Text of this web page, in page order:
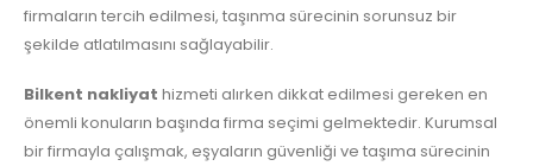
firmaların tercih edilmesi, taşınma sürecinin sorunsuz bir
şekilde atlatılmasını sağlayabilir.
Bilkent nakliyat hizmeti alırken dikkat edilmesi gereken en
önemli konuların başında firma seçimi gelmektedir. Kurumsal
bir firmayla çalışmak, eşyaların güvenliği ve taşıma sürecinin